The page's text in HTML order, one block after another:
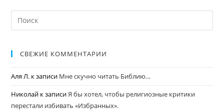
СВЕЖИЕ КОММЕНТАРИИ
Аля Л. к записи Мне скучно читать Библию…
Николай к записи Я бы хотел, чтобы религиозные критики
перестали избивать «Избранных».